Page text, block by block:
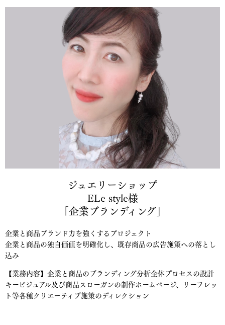
ジュエリーショップ
ELe style様
「企業ブランディング」
企業と商品ブランド力を強くするプロジェクト
企業と商品の独自価値を明確化し、既存商品の広告施策への落とし
込み
【業務内容】企業と商品のブランディング分析全体プロセスの設計
キービジュアル及び商品スローガンの制作ホームページ、リーフレッ
ト等各種クリエーティブ施策のディレクション